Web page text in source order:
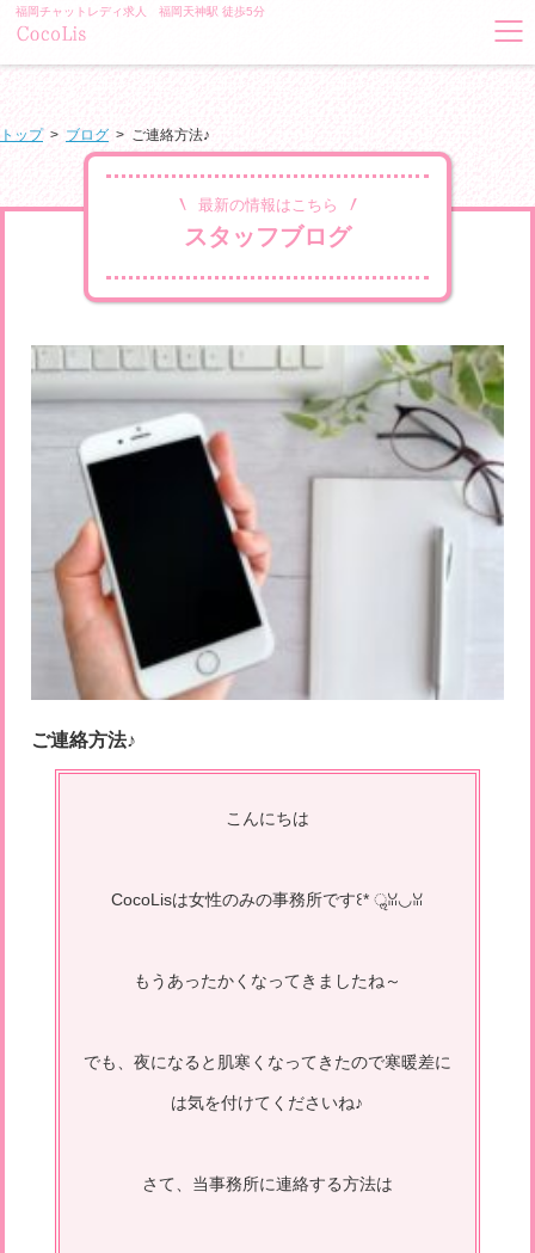
福岡チャットレディ求人 福岡天神駅 徒歩5分
トップ> ブログ > ご連絡方法♪
最新の情報はこちら
スタッフブログ
ご連絡方法♪
こんにちは
CocoLisは女性のみの事務所です꒰* ॢꈍ◡ꈍ
もうあったかくなってきましたね～
でも、夜になると肌寒くなってきたので寒暖差に
は気を付けてくださいね♪
さて、当事務所に連絡する方法は